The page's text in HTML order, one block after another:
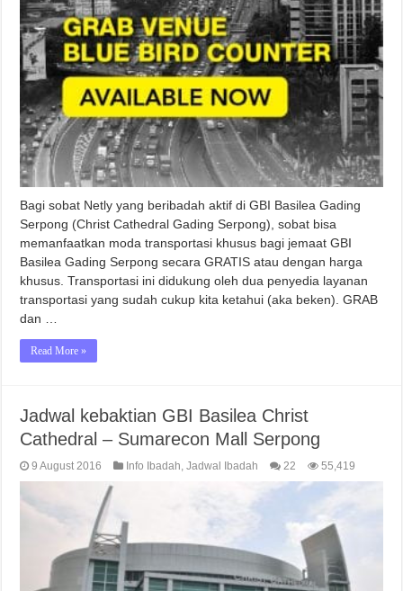
Bagi sobat Netly yang beribadah aktif di GBI Basilea Gading
Serpong (Christ Cathedral Gading Serpong), sobat bisa
memanfaatkan moda transportasi khusus bagi jemaat GBI
Basilea Gading Serpong secara GRATIS atau dengan harga
khusus. Transportasi ini didukung oleh dua penyedia layanan
transportasi yang sudah cukup kita ketahui (aka beken). GRAB
dan …
Read More »
Jadwal kebaktian GBI Basilea Christ
Cathedral – Sumarecon Mall Serpong
9 August 2016 Info Ibadah ,Jadwal Ibadah 22 55,419